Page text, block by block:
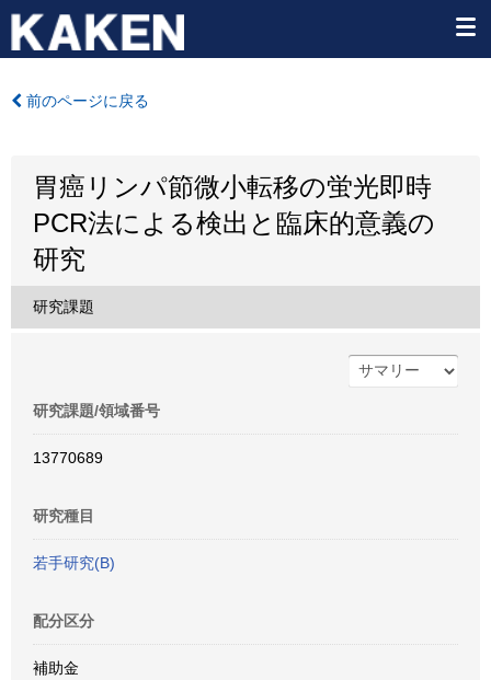
前のページに戻る
胃癌リンパ節微小転移の蛍光即時
PCR法による検出と臨床的意義の
研究
研究課題
研究課題/領域番号
13770689
研究種目
若手研究(B)
配分区分
補助金